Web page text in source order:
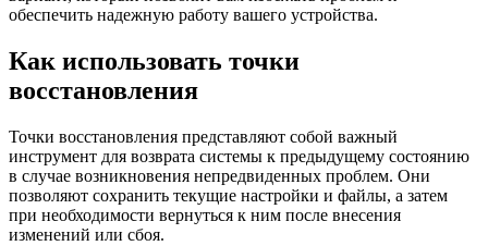
обеспечить надежную работу вашего устройства.
Как использовать точки
восстановления
Точки восстановления представляют собой важный
инструмент для возврата системы к предыдущему состоянию
в случае возникновения непредвиденных проблем. Они
позволяют сохранить текущие настройки и файлы, а затем
при необходимости вернуться к ним после внесения
изменений или сбоя.